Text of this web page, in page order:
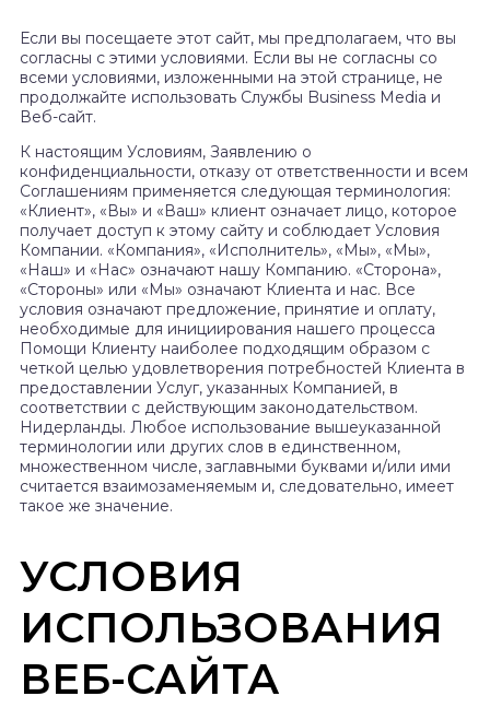
Если вы посещаете этот сайт, мы предполагаем, что вы
согласны с этими условиями. Если вы не согласны со
всеми условиями, изложенными на этой странице, не
продолжайте использовать Службы Business Media и
Веб-сайт.
К настоящим Условиям, Заявлению о
конфиденциальности, отказу от ответственности и всем
Соглашениям применяется следующая терминология:
«Клиент», «Вы» и «Ваш» клиент означает лицо, которое
получает доступ к этому сайту и соблюдает Условия
Компании. «Компания», «Исполнитель», «Мы», «Мы»,
«Наш» и «Нас» означают нашу Компанию. «Сторона»,
«Стороны» или «Мы» означают Клиента и нас. Все
условия означают предложение, принятие и оплату,
необходимые для инициирования нашего процесса
Помощи Клиенту наиболее подходящим образом с
четкой целью удовлетворения потребностей Клиента в
предоставлении Услуг, указанных Компанией, в
соответствии с действующим законодательством.
Нидерланды. Любое использование вышеуказанной
терминологии или других слов в единственном,
множественном числе, заглавными буквами и/или ими
считается взаимозаменяемым и, следовательно, имеет
такое же значение.
УСЛОВИЯ
ИСПОЛЬЗОВАНИЯ
ВЕБ-САЙТА